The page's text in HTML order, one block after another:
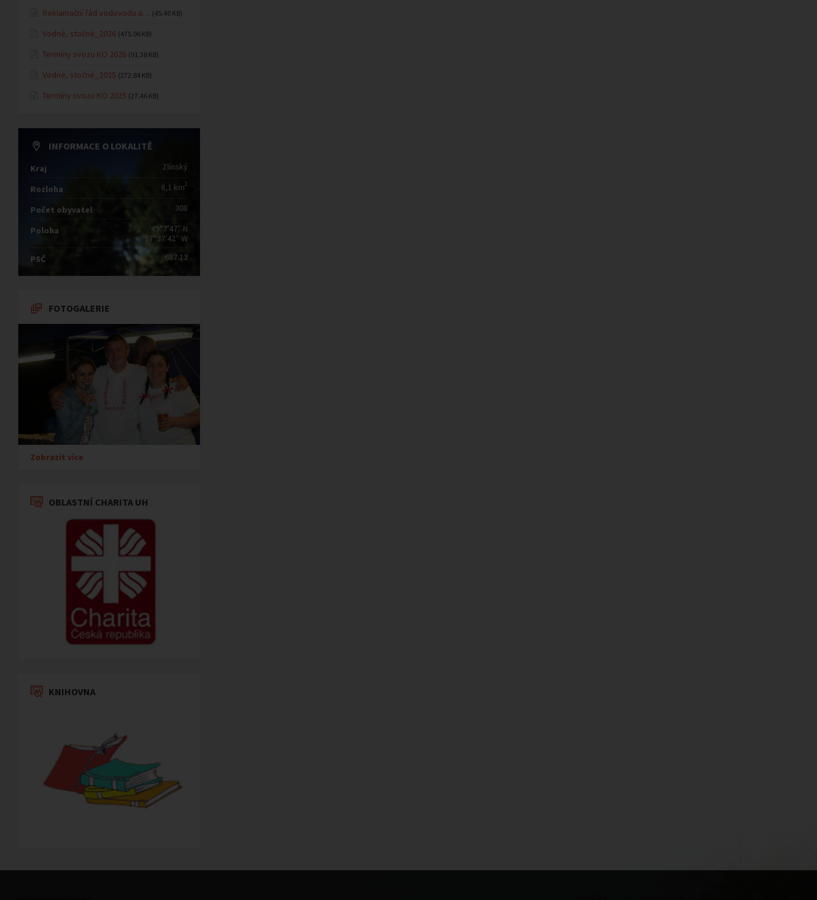
Reklamační řád vodovodu a… (45.40 KB)
Vodné, stočné_2026 (475.06 KB)
Termíny svozu KO 2026 (91.38 KB)
Vodné, stočné_2025 (272.84 KB)
Termíny svozu KO 2025 (27.46 KB)
INFORMACE O LOKALITĚ
Kraj Zlínský
Rozloha 8,1 km2
Počet obyvatel 308
Poloha
49°7′47″ N
17°37′42″ W
PSČ
687 12
FOTOGALERIE
Zobrazit více
OBLASTNÍ CHARITA UH
KNIHOVNA